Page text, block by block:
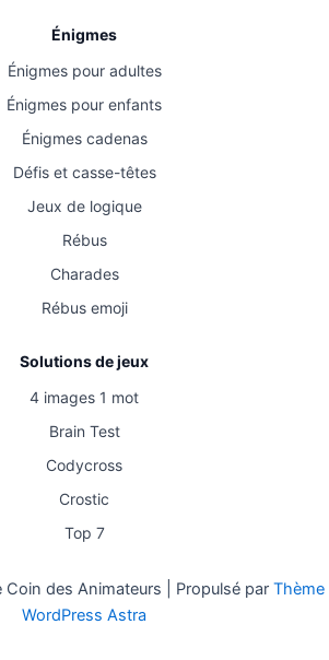
Énigmes
Énigmes pour adultes
Énigmes pour enfants
Énigmes cadenas
Défis et casse-têtes
Jeux de logique
Rébus
Charades
Rébus emoji
Solutions de jeux
4 images 1 mot
Brain Test
Codycross
Crostic
Top 7
des Animateurs | Propulsé par Thème
WordPress Astra